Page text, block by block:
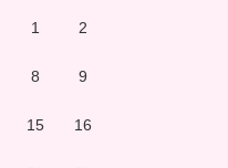
1 2
8 9
15 16